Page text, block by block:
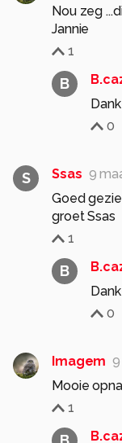
Nou zeg
Jannie
1
B
0
S Ssas 9
Goed
groet Ssas
1
B
0
Imagem
Mooie
1